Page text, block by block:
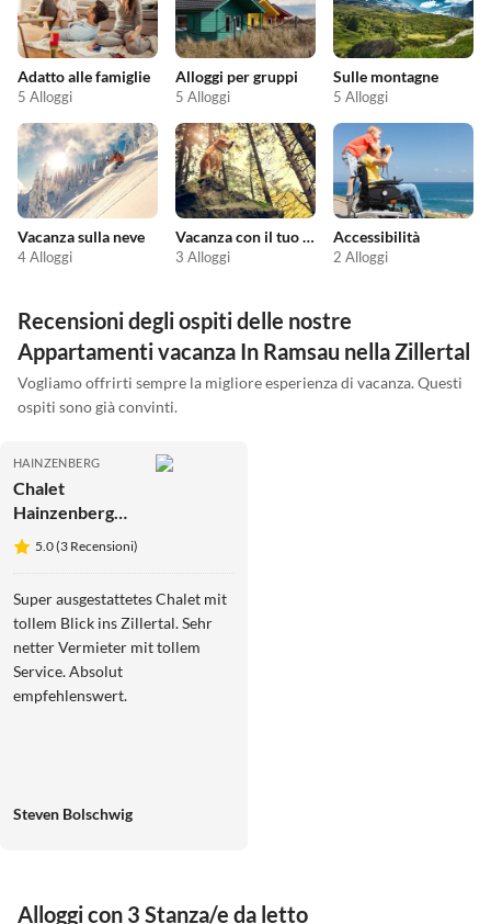
Adatto alle famiglie
5 Alloggi
Alloggi per gruppi
5 Alloggi
Sulle montagne
5 Alloggi
Vacanza sulla neve
4 Alloggi
Vacanza con il tuo cane
3 Alloggi
Accessibilità
2 Alloggi
Recensioni degli ospiti delle nostre
Appartamenti vacanza In Ramsau nella Zillertal
Vogliamo offrirti sempre la migliore esperienza di vacanza. Questi
ospiti sono già convinti.
HAINZENBERG
Chalet
Hainzenberg
NUOVO
5.0 (3 Recensioni)
Super ausgestattetes Chalet mit
tollem Blick ins Zillertal. Sehr
netter Vermieter mit tollem
Service. Absolut
empfehlenswert.
Steven Bolschwig
Alloggi con 3 Stanza/e da letto